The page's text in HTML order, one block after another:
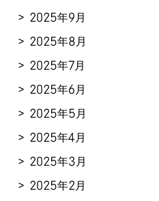
2025年9月
2025年8月
2025年7月
2025年6月
2025年5月
2025年4月
2025年3月
2025年2月